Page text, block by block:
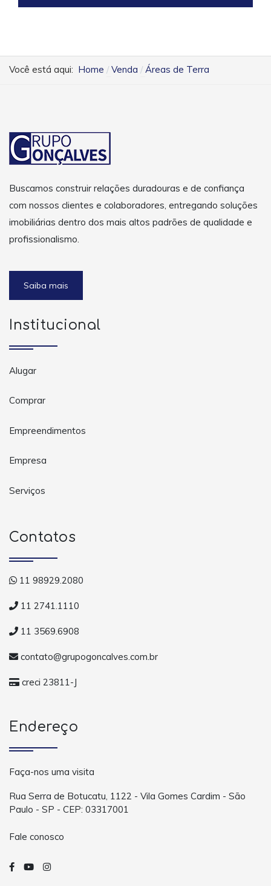
Você está aqui: Home Venda Áreas de Terra
Buscamos construir relações duradouras e de confiança
com nossos clientes e colaboradores, entregando soluções
imobiliárias dentro dos mais altos padrões de qualidade e
profissionalismo.
Saiba mais
Institucional
Alugar
Comprar
Empreendimentos
Empresa
Serviços
Contatos
11 98929.2080
11 2741.1110
11 3569.6908
contato@grupogoncalves.com.br
creci 23811-J
Endereço
Faça-nos uma visita
Rua Serra de Botucatu, 1122 - Vila Gomes Cardim - São
Paulo - SP - CEP: 03317001
Fale conosco